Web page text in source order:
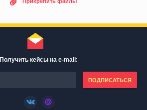
Получить кейсы на e-mail:
ПОДПИСАТЬСЯ